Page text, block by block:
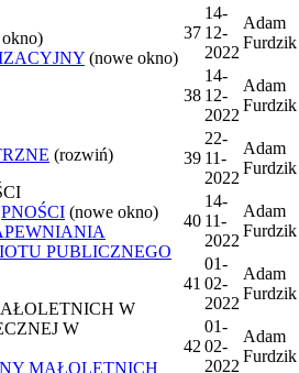
(nowe okno)
(rozwiń)
(nowe okno)
PUBLICZNEGO
W
W
MAŁOLETNICH
37
14-
12-
2022
Adam
Furdzik
38
14-
12-
2022
Adam
Furdzik
39
22-
11-
2022
Adam
Furdzik
40
14-
11-
2022
Adam
Furdzik
41
01-
02-
2022
Adam
Furdzik
42
01-
02-
2022
Adam
Furdzik